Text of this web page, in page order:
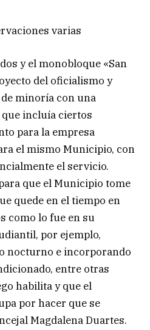
varias
y el monobloque «San
del oficialismo y
minoría con una
que incluía ciertos
para la empresa
el mismo Municipio, con
el servicio.
que el Municipio tome
quede en el tiempo en
como lo fue en su
por ejemplo,
nocturno e incorporando
entre otras
habilita y que el
por hacer que se
Magdalena Duartes.